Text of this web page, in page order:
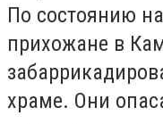
По состоянию
прихожане в
храме. Они